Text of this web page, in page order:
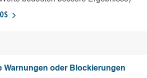
Warnungen oder Blockierungen